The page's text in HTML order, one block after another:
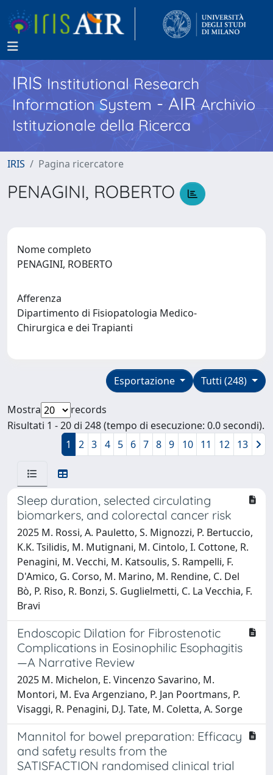
IRISInstitutional Research
Information System - AIR Archivio
Istituzionale della Ricerca
IRIS Pagina ricercatore
PENAGINI, ROBERTO
Nome completo
PENAGINI, ROBERTO
Afferenza
Dipartimento di Fisiopatologia Medico-
Chirurgica e dei Trapianti
Tutti (248)
Esportazione
Mostra
records
Risultati 1 - 20 di 248 (tempo di esecuzione: 0.0 secondi).
1
2 3 4 5 6 7 8 9 10 11 12 13
Sleep duration, selected circulating
biomarkers, and colorectal cancer risk
2025 M. Rossi, A. Pauletto, S. Mignozzi, P. Bertuccio,
K.K. Tsilidis, M. Mutignani, M. Cintolo, I. Cottone, R.
Penagini, M. Vecchi, M. Katsoulis, S. Rampelli, F.
D'Amico, G. Corso, M. Marino, M. Rendine, C. Del
Bò, P. Riso, R. Bonzi, S. Guglielmetti, C. La Vecchia, F.
Bravi
Endoscopic Dilation for Fibrostenotic
Complications in Eosinophilic Esophagitis
—A Narrative Review
2025 M. Michelon, E. Vincenzo Savarino, M.
Montori, M. Eva Argenziano, P. Jan Poortmans, P.
Visaggi, R. Penagini, D.J. Tate, M. Coletta, A. Sorge
Mannitol for bowel preparation: Efficacy
and safety results from the
SATISFACTION randomised clinical trial